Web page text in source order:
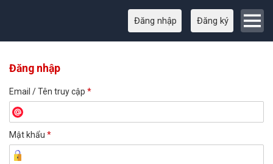
Đăng nhập Đăng ký
Đăng nhập
Email / Tên truy cập *
Mật khẩu *